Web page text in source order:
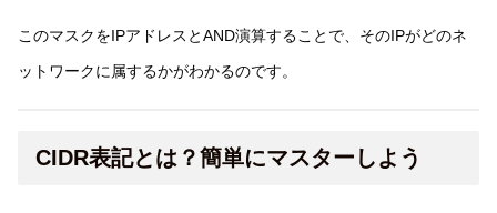
このマスクをIPアドレスとAND演算することで、そのIPがどのネ
ットワークに属するかがわかるのです。
CIDR表記とは？簡単にマスターしよう